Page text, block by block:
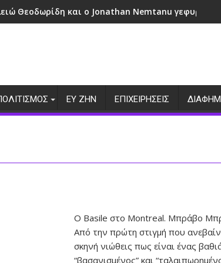
Θεοδωρίδη και ο Jonathan Nemtanu
ΕΥ ΖΗΝ ΕΠΙΧΕΙΡΗΣΕΙΣ
Ο Basile στο Montreal. Μπράβο
Από την πρώτη στιγμή που
σκηνή νιώθεις πως είναι ένας
“βασανισμένος” και